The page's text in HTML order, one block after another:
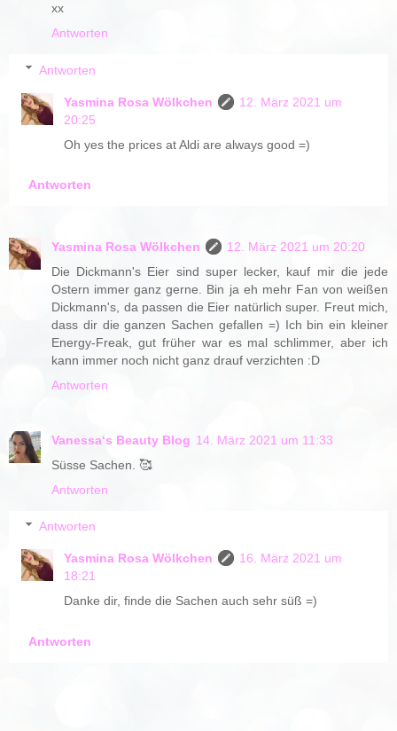
xx
Antworten
Antworten
Yasmina Rosa Wölkchen
12. März 2021 um
20:25
Oh yes the prices at Aldi are always good =)
Antworten
Yasmina Rosa Wölkchen
12. März 2021 um 20:20
Die Dickmann's Eier sind super lecker, kauf mir die jede
Ostern immer ganz gerne. Bin ja eh mehr Fan von weißen
Dickmann's, da passen die Eier natürlich super. Freut mich,
dass dir die ganzen Sachen gefallen =) Ich bin ein kleiner
Energy-Freak, gut früher war es mal schlimmer, aber ich
kann immer noch nicht ganz drauf verzichten :D
Antworten
Vanessa‘s Beauty Blog 14. März 2021 um 11:33
Süsse Sachen. 🥰
Antworten
Antworten
Yasmina Rosa Wölkchen
16. März 2021 um
18:21
Danke dir, finde die Sachen auch sehr süß =)
Antworten